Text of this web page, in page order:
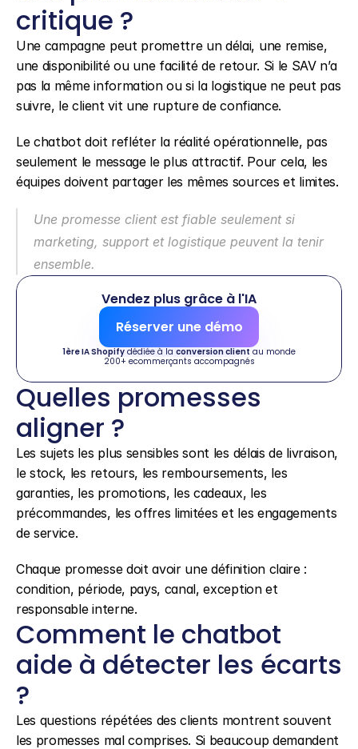
critique ?
Une campagne peut promettre un délai, une remise,
une disponibilité ou une facilité de retour. Si le SAV n’a
pas la même information ou si la logistique ne peut pas
suivre, le client vit une rupture de confiance.
Le chatbot doit refléter la réalité opérationnelle, pas
seulement le message le plus attractif. Pour cela, les
équipes doivent partager les mêmes sources et limites.
Une promesse client est fiable seulement si
marketing, support et logistique peuvent la tenir
ensemble.
Vendez plus grâce à l'IA
Réserver une démo
1ère IA Shopify dédiée à la conversion client au monde
200+ ecommerçants accompagnés
Quelles promesses
aligner ?
Les sujets les plus sensibles sont les délais de livraison,
le stock, les retours, les remboursements, les
garanties, les promotions, les cadeaux, les
précommandes, les offres limitées et les engagements
de service.
Chaque promesse doit avoir une définition claire :
condition, période, pays, canal, exception et
responsable interne.
Comment le chatbot
aide à détecter les écarts
?
Les questions répétées des clients montrent souvent
les promesses mal comprises. Si beaucoup demandent